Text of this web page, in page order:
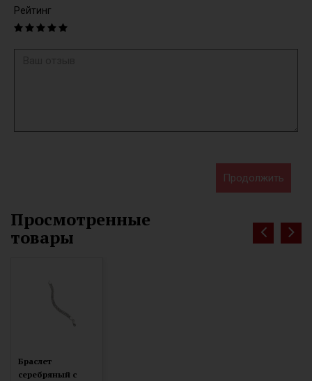
Рейтинг
Продолжить
Просмотренные
товары
Браслет
серебряный с